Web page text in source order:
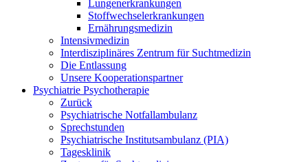
Lungenerkrankungen
Stoffwechselerkrankungen
Ernährungsmedizin
Intensivmedizin
Interdisziplinäres Zentrum für Suchtmedizin
Die Entlassung
Unsere Kooperationspartner
Psychiatrie Psychotherapie
Zurück
Psychiatrische Notfallambulanz
Sprechstunden
Psychiatrische Institutsambulanz (PIA)
Tagesklinik